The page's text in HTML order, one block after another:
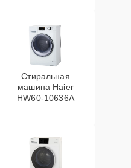
Стиральная
машина Haier
HW60-10636A